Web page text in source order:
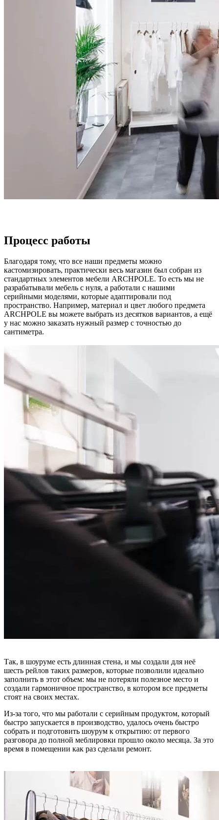
Процесс работы
Благодаря тому, что все наши предметы можно
кастомизировать, практически весь магазин был собран из
стандартных элементов мебели ARCHPOLE. То есть мы не
разрабатывали мебель с нуля, а работали с нашими
серийными моделями, которые адаптировали под
пространство. Например, материал и цвет любого предмета
ARCHPOLE вы можете выбрать из десятков вариантов, а ещё
у нас можно заказать нужный размер с точностью до
сантиметра.
Так, в шоуруме есть длинная стена, и мы создали для неё
шесть рейлов таких размеров, которые позволили идеально
заполнить в этот объем: мы не потеряли полезное место и
создали гармоничное пространство, в котором все предметы
стоят на своих местах.
Из-за того, что мы работали с серийным продуктом, который
быстро запускается в производство, удалось очень быстро
собрать и подготовить шоурум к открытию: от первого
разговора до полной меблировки прошло около месяца. За это
время в помещении как раз сделали ремонт.